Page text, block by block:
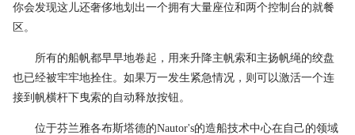
你会发现这儿还奢侈地划出一个拥有大量座位和两个控制台的就餐
区。
所有的船帆都早早地卷起，用来升降主帆索和主扬帆绳的绞盘
也已经被牢牢地拴住。如果万一发生紧急情况，则可以激活一个连
接到帆横杆下曳索的自动释放按钮。
位于芬兰雅各布斯塔德的Nautor's的造船技术中心在自己的领域